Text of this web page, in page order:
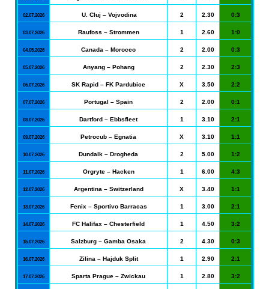
02.07.2026 U. Cluj – Vojvodina 2 2.30 0:3
03.07.2026 Raufoss – Strommen 1 2.60 1:0
04.05.2026 Canada – Morocco 2 2.00 0:3
05.07.2026 Anyang – Pohang 2 2.30 2:3
06.07.2026 SK Rapid – FK Pardubice X 3.50 2:2
07.07.2026 Portugal – Spain 2 2.00 0:1
08.07.2026 Dartford – Ebbsfleet 1 3.10 2:1
09.07.2026 Petrocub – Egnatia X 3.10 1:1
10.07.2026 Dundalk – Drogheda 2 5.00 1:2
11.07.2026 Orgryte – Hacken 1 6.00 4:3
12.07.2026 Argentina – Switzerland X 3.40 1:1
13.07.2026 Fenix – Sportivo Barracas 1 3.00 2:1
14.07.2026 FC Halifax – Chesterfield 1 4.50 3:2
15.07.2026 Salzburg – Gamba Osaka 2 4.30 0:3
16.07.2026 Zilina – Hajduk Split 1 2.90 2:1
17.07.2026 Sparta Prague – Zwickau 1 2.80 3:2